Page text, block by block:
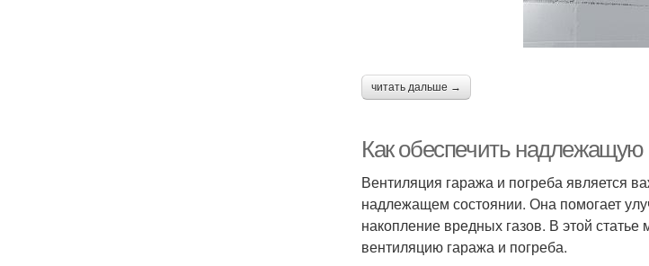
читать дальше →
Как обеспечить
Вентиляция гаража и погреба является
надлежащем состоянии. Она помогает
накопление вредных газов. В этой
вентиляцию гаража и погреба.